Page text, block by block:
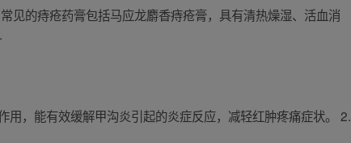
见的痔疮药膏包括马应龙麝香痔疮膏，具有清热燥湿、活血消
，能有效缓解甲沟炎引起的炎症反应，减轻红肿疼痛症状。 2.